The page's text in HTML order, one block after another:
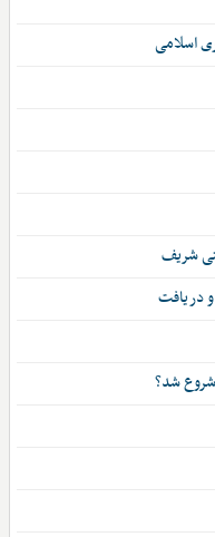
اسلامی
شریف
دریافت
شد؟